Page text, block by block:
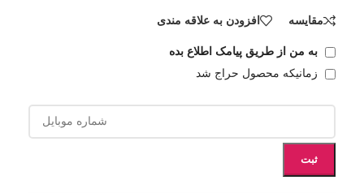
مقایسه افزودن به علاقه مندی
به من از طریق پیامک اطلاع بده
زمانیکه محصول حراج شد
ثبت